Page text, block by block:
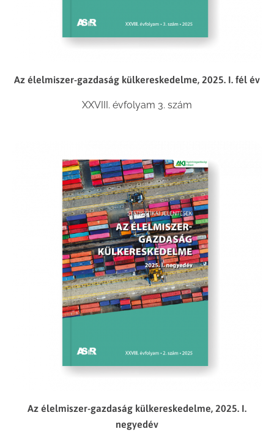
Az élelmiszer-gazdaság külkereskedelme, 2025. I. fél év
XXVIII. évfolyam 3. szám
Az élelmiszer-gazdaság külkereskedelme, 2025. I.
negyedév